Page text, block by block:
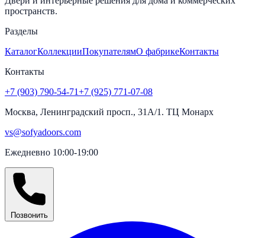
пространств.
Разделы
КаталогКоллекцииПокупателямО фабрикеКонтакты
Контакты
+7 (903) 790-54-71+7 (925) 771-07-08
Москва, Ленинградский просп., 31А/1. ТЦ Монарх
vs@sofyadoors.com
Ежедневно 10:00-19:00
Позвонить